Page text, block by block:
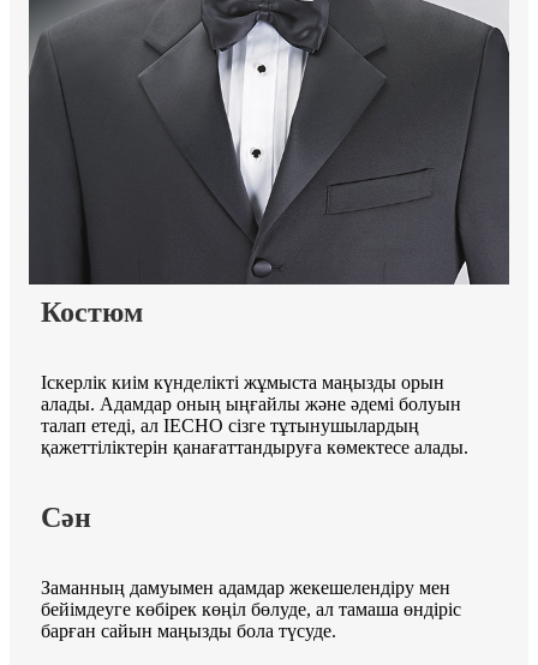
Костюм
Іскерлік киім күнделікті жұмыста маңызды орын
алады. Адамдар оның ыңғайлы және әдемі болуын
талап етеді, ал IECHO сізге тұтынушылардың
қажеттіліктерін қанағаттандыруға көмектесе алады.
Сән
Заманның дамуымен адамдар жекешелендіру мен
бейімдеуге көбірек көңіл бөлуде, ал тамаша өндіріс
барған сайын маңызды бола түсуде.